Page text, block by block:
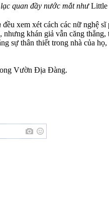
quan đầy nước mắt nhưLittle
đều xem xét cách các nữ nghệ
khán giả vẫn căng
sự thân thiết trong nhà của
Vườn Địa Đàng.